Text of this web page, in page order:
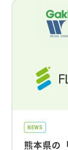
NEWS
熊本県の